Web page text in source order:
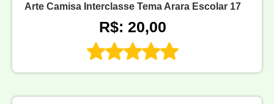
Arte Camisa Interclasse Tema Arara Escolar 17
R$: 20,00